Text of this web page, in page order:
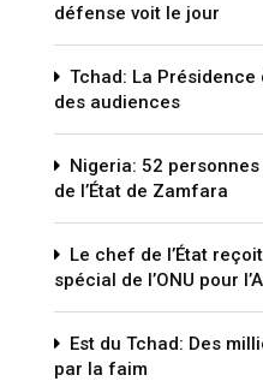
défense voit le jour
Tchad: La
des audiences
Nigeria: 52
de l’État de Zamfara
Le chef de l’État
spécial de l’ONU pour
Est du Tchad: Des
par la faim